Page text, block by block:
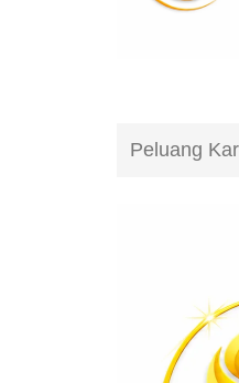
Peluang